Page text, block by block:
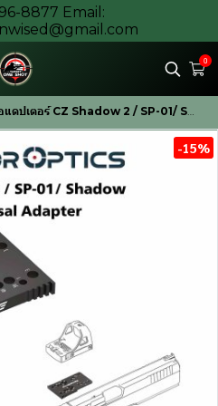
8877 Email:
0
เตอร์ CZ Shadow 2 / SP-01/ Shadow Universal Adapter
-15%